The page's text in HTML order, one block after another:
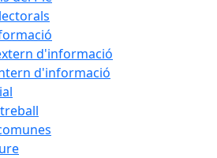
d'informació
d'informació